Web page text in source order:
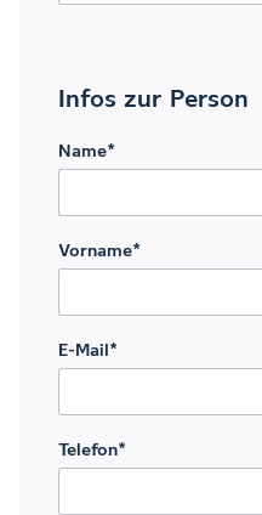
Infos zur Person
Name*
Vorname*
E-Mail *
Telefon*